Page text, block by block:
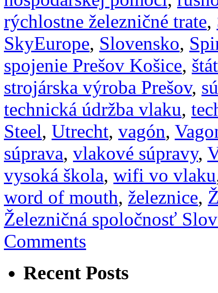
rýchlostne železničné trate,
SkyEurope, Slovensko,
spojenie Prešov Košice,
strojárska výroba Prešov,
technická údržba vlaku,
Steel, Utrecht, vagón,
súprava, vlakové súpravy,
vysoká škola, wifi vo vlaku
word of mouth, železnice,
Železničná spoločnosť
Comments
Recent Posts